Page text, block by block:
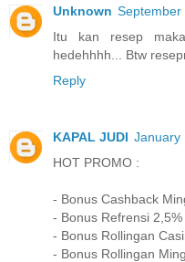
Unknown September
Itu kan resep
hedehhhh... Btw
Reply
KAPAL JUDI January
HOT PROMO :
- Bonus Cashback
- Bonus Refrensi
- Bonus Rollingan
- Bonus Rollingan